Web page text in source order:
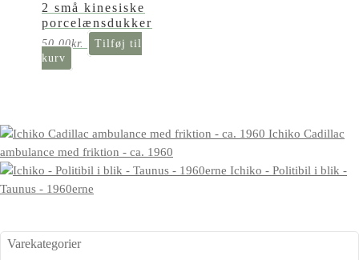
2 små kinesiske
porcelænsdukker
50,00kr.
Tilføj til
kurv
Ichiko Cadillac
ambulance med friktion - ca. 1960
Ichiko - Politibil i blik -
Taunus - 1960erne
Varekategorier